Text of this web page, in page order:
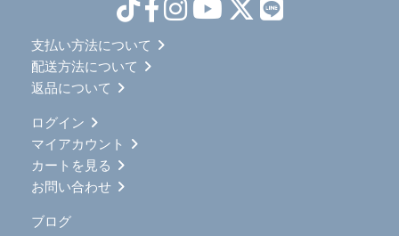
支払い方法について
配送方法について
返品について
ログイン
マイアカウント
カートを見る
お問い合わせ
ブログ